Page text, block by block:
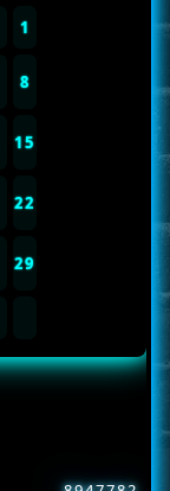
1
8
15
22
29